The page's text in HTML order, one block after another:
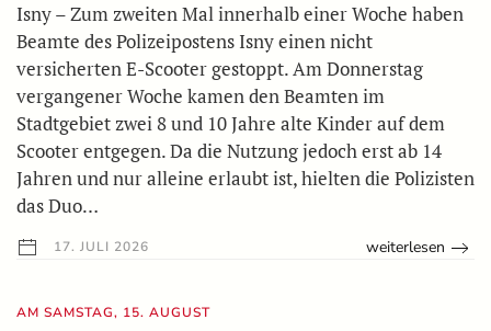
Isny – Zum zweiten Mal innerhalb einer Woche haben
Beamte des Polizeipostens Isny einen nicht
versicherten E-Scooter gestoppt. Am Donnerstag
vergangener Woche kamen den Beamten im
Stadtgebiet zwei 8 und 10 Jahre alte Kinder auf dem
Scooter entgegen. Da die Nutzung jedoch erst ab 14
Jahren und nur alleine erlaubt ist, hielten die Polizisten
das Duo…
17. JULI 2026 weiterlesen
AM SAMSTAG, 15. AUGUST